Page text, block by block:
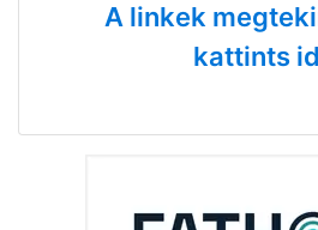
A linkek
kattints